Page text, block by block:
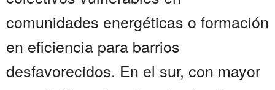
comunidades energéticas o formación
en eficiencia para barrios
desfavorecidos. En el sur, con mayor